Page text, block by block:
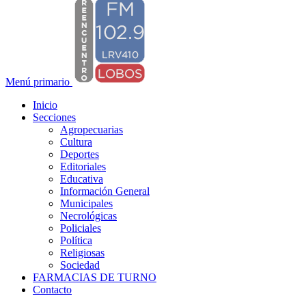
Menú primario
Inicio
Secciones
Agropecuarias
Cultura
Deportes
Editoriales
Educativa
Información General
Municipales
Necrológicas
Policiales
Política
Religiosas
Sociedad
FARMACIAS DE TURNO
Contacto